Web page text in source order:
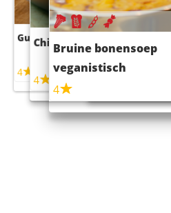
Guacamole
4
Chili con carne
4
Bruine bonensoep
veganistisch
4
Sushi rijstsalade
maaltijdsalade
4